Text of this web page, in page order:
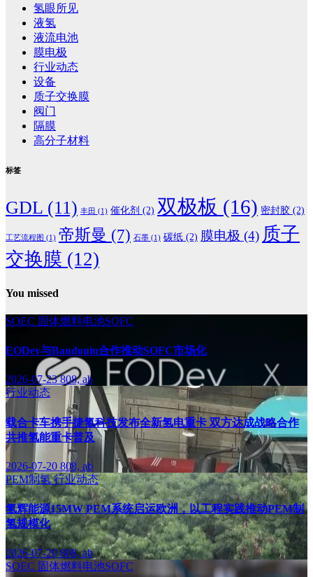
氢眼所见
液氢
液流电池
膜电极
行业动态
设备
质子交换膜
阀门
隔膜
高分子材料
标签
GDL (11) 丰田 (1) 催化剂 (2) 双极板 (16) 密封胶 (2)
工艺流程图 (1) 帝斯曼 (7) 石墨 (1) 碳纸 (2) 膜电极 (4) 质子
交换膜 (12)
You missed
SOEC 固体燃料电池SOFC
EODev与Baudouin合作推动SOFC市场化
2026-07-23808, ab
行业动态
载合卡车携手捷氢科技发布全新氢电重卡 双方达成战略合作
共推氢能重卡普及
2026-07-20 808, ab
PEM制氢行业动态
氢辉能源15MW PEM系统启运欧洲，以工程实践推动PEM制
氢规模化
2026-07-20808, ab
SOEC 固体燃料电池SOFC